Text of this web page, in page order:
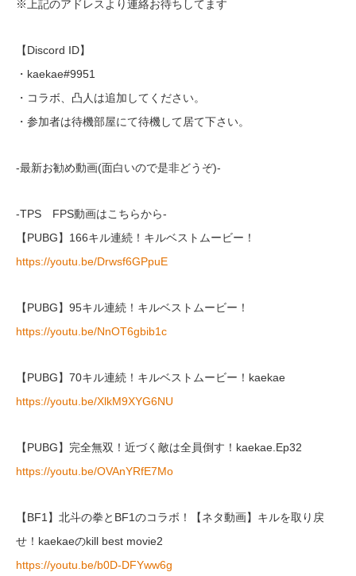
※上記のアドレスより連絡お待ちしてます
【Discord ID】
・kaekae#9951
・コラボ、凸人は追加してください。
・参加者は待機部屋にて待機して居て下さい。
-最新お勧め動画(面白いので是非どうぞ)-
-TPS FPS動画はこちらから-
【PUBG】166キル連続！キルベストムービー！
https://youtu.be/Drwsf6GPpuE
【PUBG】95キル連続！キルベストムービー！
https://youtu.be/NnOT6gbib1c
【PUBG】70キル連続！キルベストムービー！kaekae
https://youtu.be/XlkM9XYG6NU
【PUBG】完全無双！近づく敵は全員倒す！kaekae.Ep32
https://youtu.be/OVAnYRfE7Mo
【BF1】北斗の拳とBF1のコラボ！【ネタ動画】キルを取り戻
せ！kaekaeのkill best movie2
https://youtu.be/b0D-DFYww6g